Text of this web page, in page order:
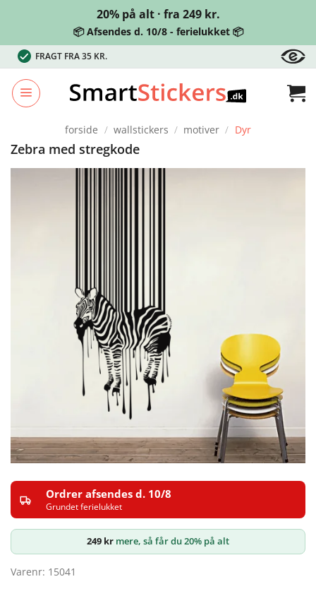
20% på alt · fra 249 kr.
📦 Afsendes d. 10/8 - ferielukket 📦
Fortsæt
til
indhold
FRAGT FRA 35 KR.
forside / wallstickers / motiver / Dyr
Zebra med stregkode
Ordrer afsendes d. 10/8
Grundet ferielukket
249 kr mere, så får du 20% på alt
Varenr: 15041